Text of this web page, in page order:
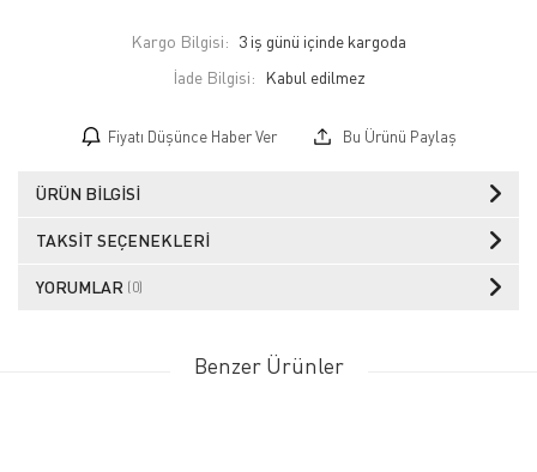
Kargo Bilgisi: 3 iş günü içinde kargoda
İade Bilgisi:
Fiyatı Düşünce Haber Ver Bu Ürünü Paylaş
ÜRÜN BILGISI
TAKSIT SEÇENEKLERI
YORUMLAR (0)
Benzer Ürünler